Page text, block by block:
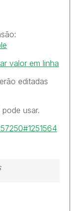
valor em linha
editadas
usar.